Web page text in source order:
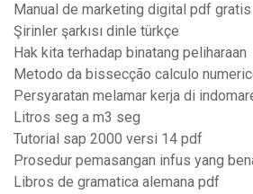
Manual de marketing digital pdf gratis
Şirinler şarkısı dinle türkçe
Hak kita terhadap binatang peliharaan
Metodo da bissecção calculo
Persyaratan melamar kerja di
Litros seg a m3 seg
Tutorial sap 2000 versi 14 pdf
Prosedur pemasangan infus yang
Libros de gramatica alemana pdf